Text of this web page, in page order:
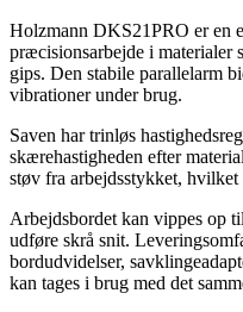
Holzmann DKS21PRO er en
præcisionsarbejde i materialer
gips. Den stabile parallelarm
vibrationer under brug.
Saven har trinløs
skærehastigheden efter
støv fra arbejdsstykket,
Arbejdsbordet kan vippes op
udføre skrå snit.
bordudvidelser,
kan tages i brug med det